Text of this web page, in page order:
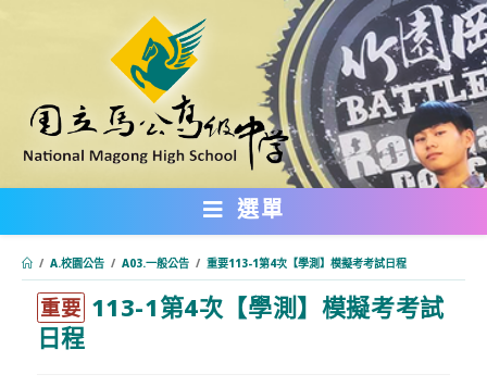
內
選單
/ A.校園公告 / A03.一般公告 / 重要113-1第4次【學測】模擬考考試日程
重要 113-1第4次【學測】模擬考考試
日程